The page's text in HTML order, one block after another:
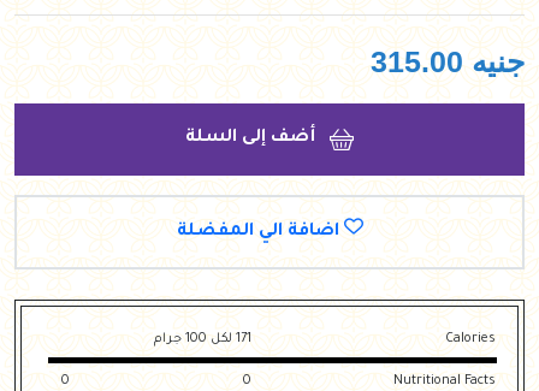
جنيه 315.00
أضف إلى السلة
اضافة الي المفضلة
Calories 171 لكل 100 جرام
Nutritional Facts
0
0